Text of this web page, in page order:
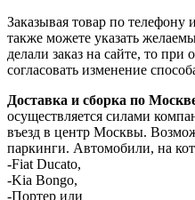
Заказывая товар по
также можете указать
делали заказ на сайте, то
согласовать изменение
Доставка и сборка по
осуществляется силами
въезд в центр Москвы.
паркинги. Автомобили, на
-Fiat Ducato,
-Kia Bongo,
-Портер или